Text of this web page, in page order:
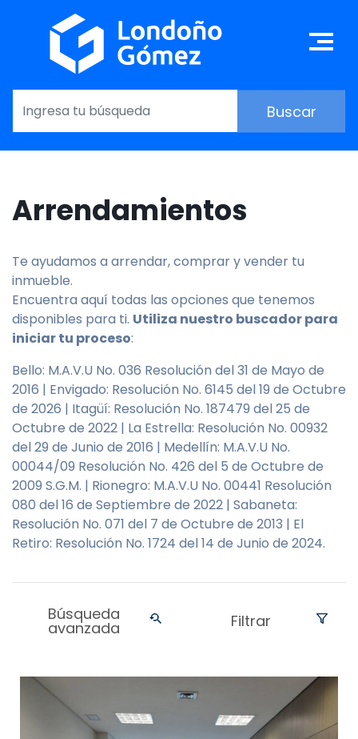
al
contenido
Arrendamientos
Te ayudamos a arrendar, comprar y vender tu
inmueble.
Encuentra aquí todas las opciones que tenemos
disponibles para ti. Utiliza nuestro buscador para
iniciar tu proceso:
Bello: M.A.V.U No. 036 Resolución del 31 de Mayo de
2016 | Envigado: Resolución No. 6145 del 19 de Octubre
de 2026 | Itagüí: Resolución No. 187479 del 25 de
Octubre de 2022 | La Estrella: Resolución No. 00932
del 29 de Junio de 2016 | Medellín: M.A.V.U No.
00044/09 Resolución No. 426 del 5 de Octubre de
2009 S.G.M. | Rionegro: M.A.V.U No. 00441 Resolución
080 del 16 de Septiembre de 2022 | Sabaneta:
Resolución No. 071 del 7 de Octubre de 2013 | El
Retiro: Resolución No. 1724 del 14 de Junio de 2024.
Búsqueda
avanzada Filtrar